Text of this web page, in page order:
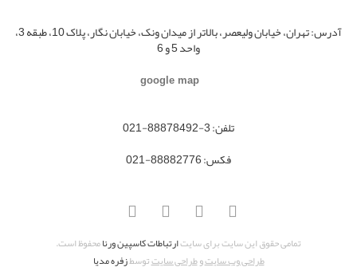
آدرس: تهران، خیابان ولیعصر، بالاتر از میدان ونک، خیابان نگار، پلاک 10، طبقه 3،
واحد 5 و 6
google map
تلفن:3-88878492-021
فکس:88882776-021
تمامی حقوق این سایت برای سایتارتباطات کاسپین ورنامحفوظ است.
طراحی وب سایتوطراحی سایتتوسطزفره مدیا